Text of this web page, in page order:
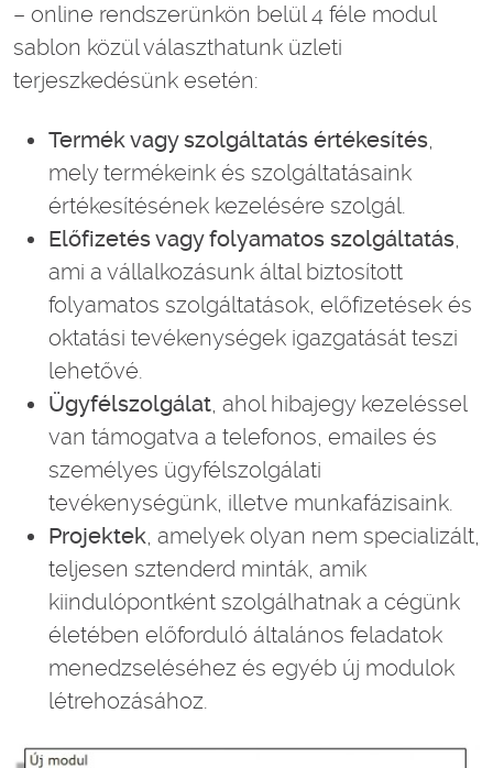
– online rendszerünkön belül 4 féle modul
sablon közül választhatunk üzleti
terjeszkedésünk esetén:
Termék vagy szolgáltatás értékesítés,
mely termékeink és szolgáltatásaink
értékesítésének kezelésére szolgál.
Előfizetés vagy folyamatos szolgáltatás,
ami a vállalkozásunk által biztosított
folyamatos szolgáltatások, előfizetések és
oktatási tevékenységek igazgatását teszi
lehetővé.
Ügyfélszolgálat, ahol hibajegy kezeléssel
van támogatva a telefonos, emailes és
személyes ügyfélszolgálati
tevékenységünk, illetve munkafázisaink.
Projektek, amelyek olyan nem specializált,
teljesen sztenderd minták, amik
kiindulópontként szolgálhatnak a cégünk
életében előforduló általános feladatok
menedzseléséhez és egyéb új modulok
létrehozásához.